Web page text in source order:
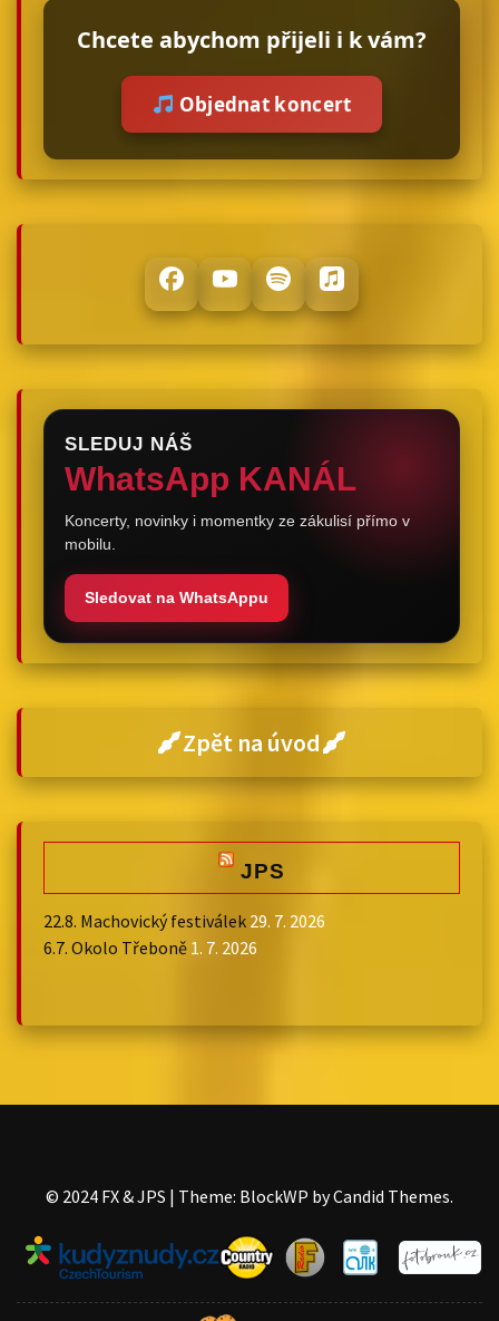
Chcete abychom přijeli i k vám?
Objednat koncert
SLEDUJ NÁŠ
WhatsApp KANÁL
Koncerty, novinky i momentky ze zákulisí přímo v
mobilu.
Sledovat na WhatsAppu
Zpět na úvod
JPS
22.8. Machovický festiválek 29. 7. 2026
6.7. Okolo Třeboně 1. 7. 2026
©️ 2024 FX & JPS | Theme: BlockWP byCandid Themes.